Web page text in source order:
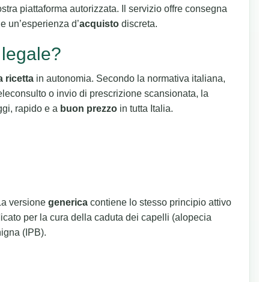
piattaforma autorizzata. Il servizio offre consegna
un’esperienza d’acquisto discreta.
ricetta in autonomia. Secondo la normativa italiana,
o invio di prescrizione scansionata, la
rapido e a buon prezzo in tutta Italia.
versione generica contiene lo stesso principio attivo
per la cura della caduta dei capelli (alopecia
(IPB).